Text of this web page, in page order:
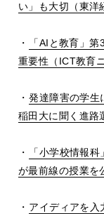
い」も大切（東洋
・ 「AI と教育」第3
重要性（ ICT教育
・発達障害の学
稲田大に聞く進路
・ 「小学校情報科」
が最前線の授業を
・ アイディアを入